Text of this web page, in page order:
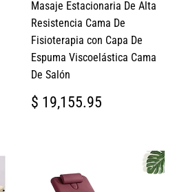
Masaje Estacionaria De Alta
Resistencia Cama De
Fisioterapia con Capa De
Espuma Viscoelástica Cama
De Salón
PRECIO
HABITUAL
$ 19,155.95